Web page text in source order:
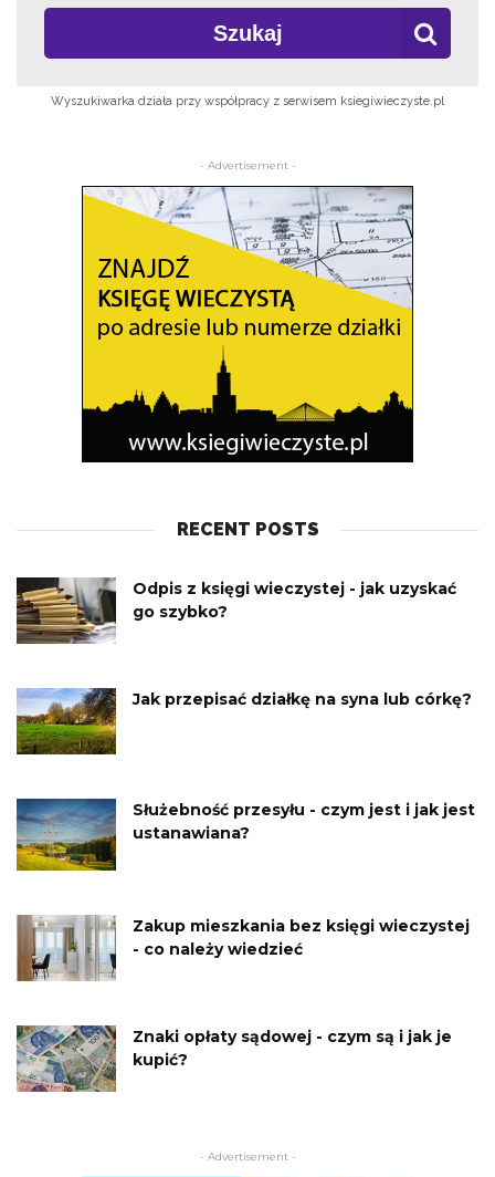
Szukaj
Wyszukiwarka działa przy współpracy z serwisem ksiegiwieczyste.pl
- Advertisement -
RECENT POSTS
Odpis z księgi wieczystej - jak uzyskać
go szybko?
Jak przepisać działkę na syna lub córkę?
Służebność przesyłu - czym jest i jak jest
ustanawiana?
Zakup mieszkania bez księgi wieczystej
- co należy wiedzieć
Znaki opłaty sądowej - czym są i jak je
kupić?
- Advertisement -